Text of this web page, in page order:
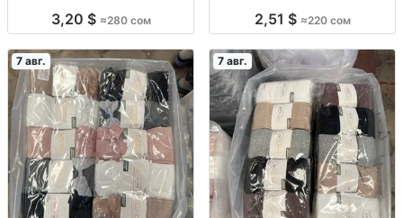
9–11, 11–13, уп. 10 шт., 280 сом.
3,20 $ ≈280 сом
колготки, р-ры 1–3, 3–5, 5–7 лет,
2,51 $ ≈220 сом
7 авг. 7 авг.